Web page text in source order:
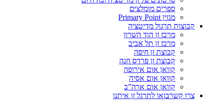
ספרים מומלצים
מגזין Primary Point
קבוצות תרגול מדיטציה
מרכז זן הוד השרון
מרכז זן תל אביב
קבוצת זן חיפה
קבוצת זן פרדס חנה
קוואן אום אירופה
קוואן אום אסיה
קוואן אום ארה”ב
צרו קשרבואו לתרגל זן איתנו